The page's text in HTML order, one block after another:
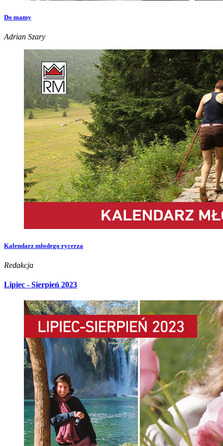
Do mamy
Adrian Szary
Kalendarz młodego rycerza
Redakcja
Lipiec - Sierpień 2023